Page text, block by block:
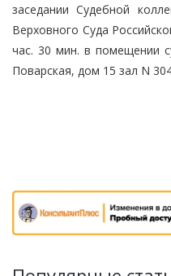
заседании Судебной
Верховного Суда
час. 30 мин. в помещении
Поварская, дом 15 зал N